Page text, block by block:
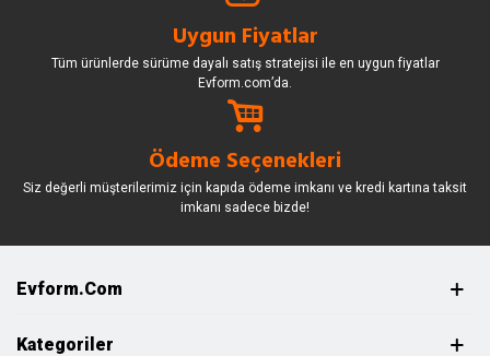
Uygun Fiyatlar
Tüm ürünlerde sürüme dayalı satış stratejisi ile en uygun fiyatlar
Evform.com’da.
Ödeme Seçenekleri
Siz değerli müşterilerimiz için kapıda ödeme imkanı ve kredi kartına taksit
imkanı sadece bizde!
Evform.com
Kategoriler